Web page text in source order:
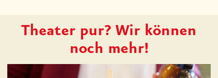
Theater pur? Wir können
noch mehr!